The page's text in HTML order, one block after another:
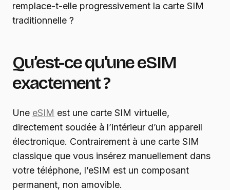
remplace-t-elle progressivement la carte SIM
traditionnelle ?
Qu’est-ce qu’une eSIM
exactement ?
Une eSIM est une carte SIM virtuelle,
directement soudée à l’intérieur d’un appareil
électronique. Contrairement à une carte SIM
classique que vous insérez manuellement dans
votre téléphone, l’eSIM est un composant
permanent, non amovible.